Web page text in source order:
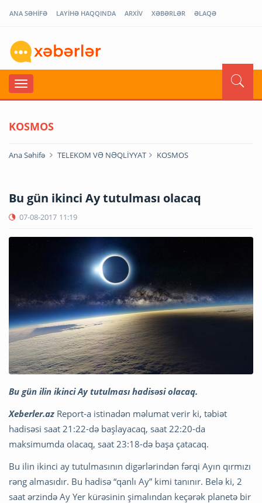
ANA SƏHİFƏ LAYİHƏ HAQQINDA ARXİV XƏBƏRLƏR ƏLAQƏ
KOSMOS
Ana Səhifə TELEKOM VƏ NƏQLİYYAT KOSMOS
Bu gün ikinci Ay tutulması olacaq
07-08-2017 11:19
Bu gün ilin ikinci Ay tutulması hadisəsi olacaq.
Xeberler.az Report-a istinadən məlumat verir ki, təbiət
hadisəsi saat 21:22-də başlayacaq, saat 22:20-da
maksimumda olacaq, saat 23:18-də başa çatacaq.
Bu ilin ikinci ay tutulmasının digərlərindən fərqi Ayın qırmızı
rəng almasıdır. Bu hadisə “qanlı Ay” kimi tanınır. Belə ki, 2
saat ərzində Ay Yer kürəsinin şimalından keçərək planetə bir